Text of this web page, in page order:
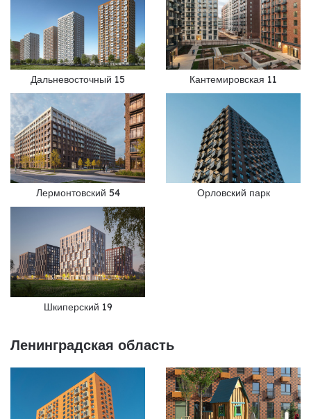
Дальневосточный 15 Кантемировская 11
Лермонтовский 54 Орловский парк
Шкиперский 19
Ленинградская область